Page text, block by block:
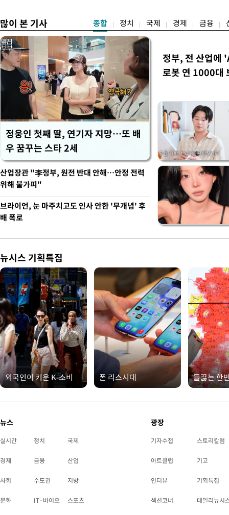
많이 본 기사 종합 정치 국제 경제 금융
정웅인 첫째 딸, 연기자 지망…또 배
우 꿈꾸는 스타 2세
정부, 전 산업
로봇 연 1000대
산업장관 "李정부, 원전 반대 안해…안정 전력
위해 불가피"
브라이언, 눈 마주치고도 인사 안한 '무개념' 후
배 폭로
뉴시스 기획특집
외국인이 키운 K-소비 폰 리스시대 들끓는 한
뉴스
실시간 정치 국제
경제 금융 산업
사회 수도권 지방
문화 IT·바이오 스포츠
광장
기자수첩 스토리칼럼
아트클럽 기고
인터뷰 기획특집
섹션코너 데일리뉴시